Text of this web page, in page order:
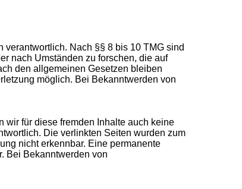
Nach §§ 8 bis 10 TMG sind
nach Umständen zu forschen, die auf
den allgemeinen Gesetzen bleiben
möglich. Bei Bekanntwerden von
wir für diese fremden Inhalte auch keine
Die verlinkten Seiten wurden zum
nicht erkennbar. Eine permanente
Bei Bekanntwerden von